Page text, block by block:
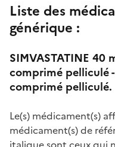
Liste des
générique :
SIMVASTATINE 40
comprimé pelliculé
comprimé pelliculé.
Le(s) médicament(s)
médicament(s) de